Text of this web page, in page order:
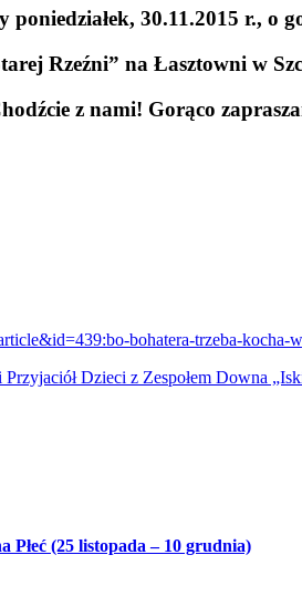
poniedziałek, 30.11.2015 r., o
Rzeźni” na Łasztowni w
z nami! Gorąco
bohatera-trzeba-
Dzieci z Zespołem Downa
(25 listopada – 10 grudnia)